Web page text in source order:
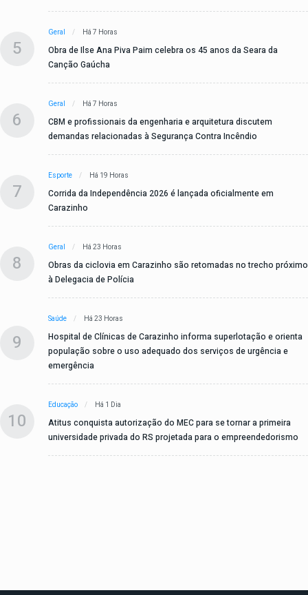
5
Geral Há 7 Horas
Obra de Ilse Ana Piva Paim celebra os 45 anos da Seara da
Canção Gaúcha
6
Geral Há 7 Horas
CBM e profissionais da engenharia e arquitetura discutem
demandas relacionadas à Segurança Contra Incêndio
7
Esporte Há 19 Horas
Corrida da Independência 2026 é lançada oficialmente em
Carazinho
8
Geral Há 23 Horas
Obras da ciclovia em Carazinho são retomadas no trecho próximo
à Delegacia de Polícia
9
Saúde Há 23 Horas
Hospital de Clínicas de Carazinho informa superlotação e orienta
população sobre o uso adequado dos serviços de urgência e
emergência
10
Educação Há 1 Dia
Atitus conquista autorização do MEC para se tornar a primeira
universidade privada do RS projetada para o empreendedorismo